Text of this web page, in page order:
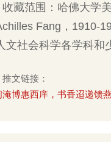
收藏范围：哈佛大学
Fang，1910-
文社会科学各学科和
推文链接：
淹博惠西庠，书香迢递